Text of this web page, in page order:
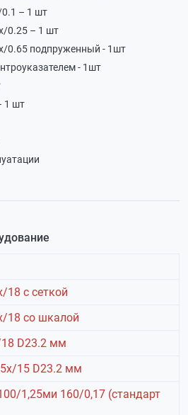
– 1 шт
0.25 – 1 шт
0.65 подпруженный - 1шт
- 1шт
1 шт
18 с сеткой
18 со шкалой
D23.2 мм
15 D23.2 мм
1,25ми 160/0,17 (стандарт